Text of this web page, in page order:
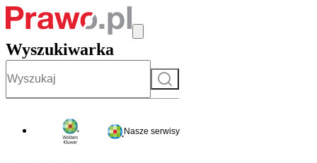
Wyszukiwarka
Szukaj
Nasze serwisy